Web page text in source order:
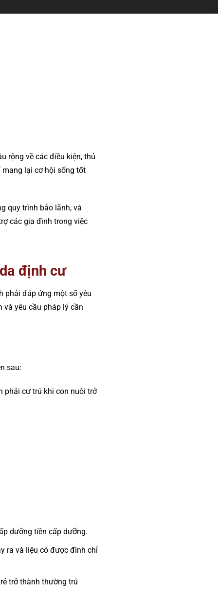
rộng về các điều kiện, thủ
lại cơ hội sống tốt
quy trình bảo lãnh, và
các gia đình trong việc
định cư
phải đáp ứng một số yêu
và yêu cầu pháp lý cần
sau:
phải cư trú khi con nuôi trở
dưỡng tiền cấp dưỡng.
ra và liệu có được đình chỉ
trở thành thường trú